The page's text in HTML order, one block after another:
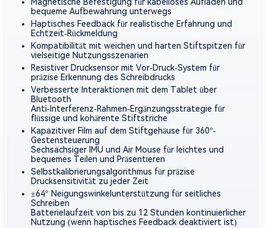
Magnetische Befestigung für kabelloses Aufladen und
bequeme Aufbewahrung unterwegs
Haptisches Feedback für realistische Erfahrung und
Echtzeit-Rückmeldung
Kompatibilität mit weichen und harten Stiftspitzen für
vielseitige Nutzungsszenarien
Resistiver Drucksensor mit Vor-Druck-System für
präzise Erkennung des Schreibdrucks
Verbesserte Interaktionen mit dem Tablet über
Bluetooth
Anti-Interferenz-Rahmen-Ergänzungsstrategie für
flüssige und kohärente Stiftstriche
Kapazitiver Film auf dem Stiftgehäuse für 360°-
Gestensteuerung
Sechsachsiger IMU und Air Mouse für leichtes und
bequemes Teilen und Präsentieren
Selbstkalibrierungsalgorithmus für präzise
Drucksensitivität zu jeder Zeit
±64° Neigungswinkelunterstützung für seitliches
Schreiben
Batterielaufzeit von bis zu 12 Stunden kontinuierlicher
Nutzung (wenn haptisches Feedback deaktiviert ist)